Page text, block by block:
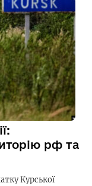
рф та
Курської